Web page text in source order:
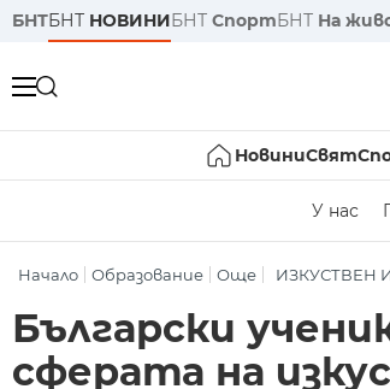
БНТБНТ НОВИНИБНТ СпортБНТ На
НовиниСвят
У нас
Начало Образование Още ИЗКУСТВЕН
Български
сферата на